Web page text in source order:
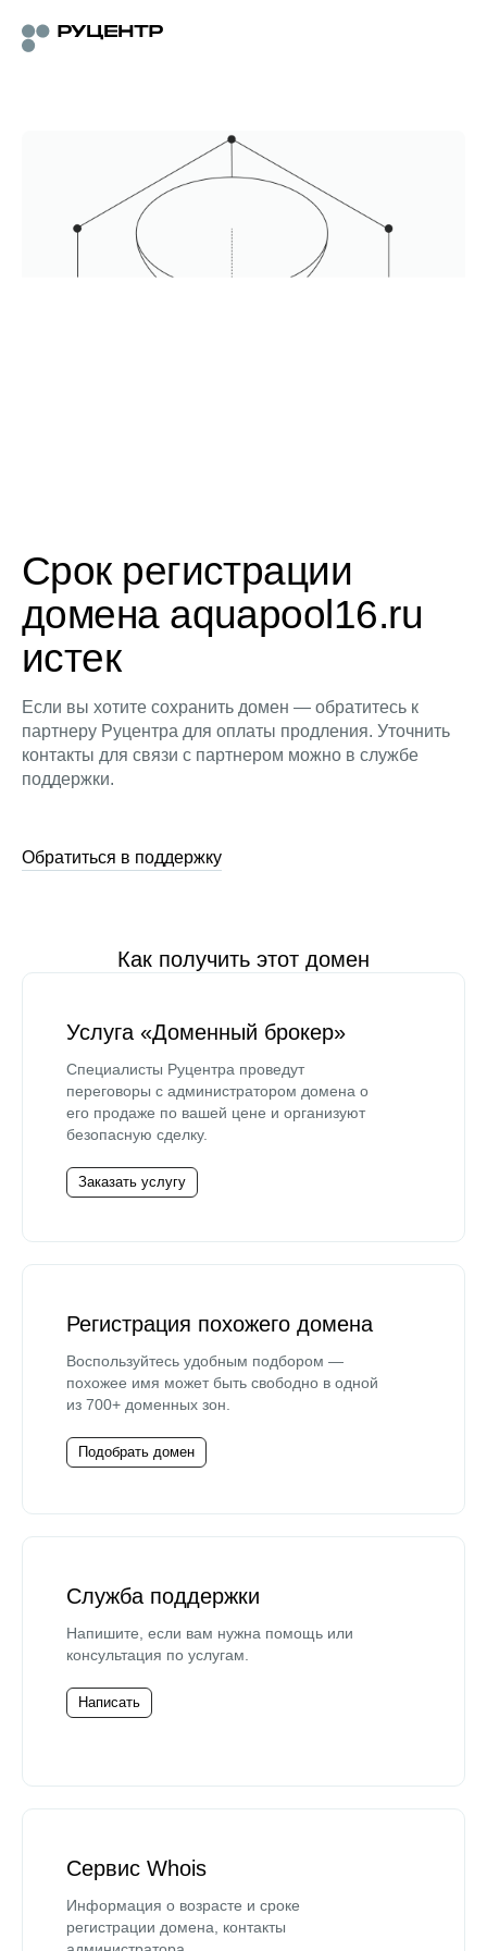
Срок регистрации
домена aquapool16.ru
истек
Если вы хотите сохранить домен — обратитесь к
партнеру Руцентра для оплаты продления. Уточнить
контакты для связи с партнером можно в службе
поддержки.
Обратиться в поддержку
Как получить этот домен
Услуга «Доменный брокер»
Специалисты Руцентра проведут
переговоры с администратором домена о
его продаже по вашей цене и организуют
безопасную сделку.
Заказать услугу
Регистрация похожего домена
Воспользуйтесь удобным подбором —
похожее имя может быть свободно в одной
из 700+ доменных зон.
Подобрать домен
Служба поддержки
Напишите, если вам нужна помощь или
консультация по услугам.
Написать
Сервис Whois
Информация о возрасте и сроке
регистрации домена, контакты